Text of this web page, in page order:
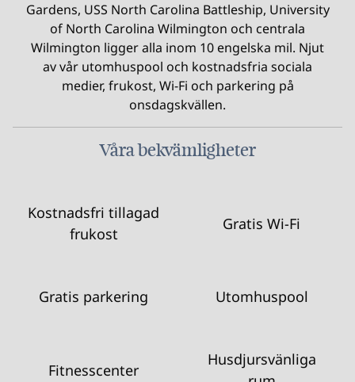
Gardens, USS North Carolina Battleship, University
of North Carolina Wilmington och centrala
Wilmington ligger alla inom 10 engelska mil. Njut
av vår utomhuspool och kostnadsfria sociala
medier, frukost, Wi-Fi och parkering på
onsdagskvällen.
Våra bekvämligheter
Kostnadsfri tillagad
frukost
Gratis Wi-Fi
Gratis parkering Utomhuspool
Fitnesscenter
Husdjursvänliga